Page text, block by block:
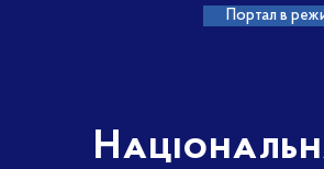
Портал в